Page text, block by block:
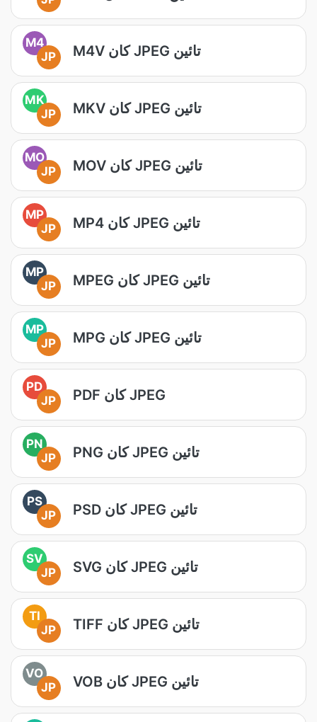
M4
JP
M4V کان JPEG تائين
MK
JP
MKV کان JPEG تائين
MO
JP
MOV کان JPEG تائين
MP
JP
MP4 کان JPEG تائين
MP
JP
MPEG کان JPEG تائين
MP
JP
MPG کان JPEG تائين
PD
JP
PDF کان JPEG
PN
JP
PNG کان JPEG تائين
PS
JP
PSD کان JPEG تائين
SV
JP
SVG کان JPEG تائين
TI
JP
TIFF کان JPEG تائين
VO
JP
VOB کان JPEG تائين